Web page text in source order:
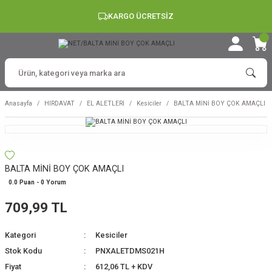
KARGO ÜCRETSİZ
Anasayfa HIRDAVAT EL ALETLERİ Kesiciler BALTA MİNİ BOY ÇOK AMAÇLI
BALTA MİNİ BOY ÇOK AMAÇLI
0.0 Puan - 0 Yorum
709,99 TL
Kategori
Kesiciler
Stok Kodu
PNXALETDMS021H
Fiyat
612,06 TL + KDV